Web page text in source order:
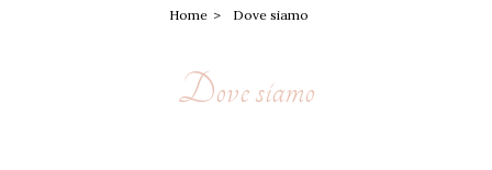
Home Dove siamo
Dove siamo